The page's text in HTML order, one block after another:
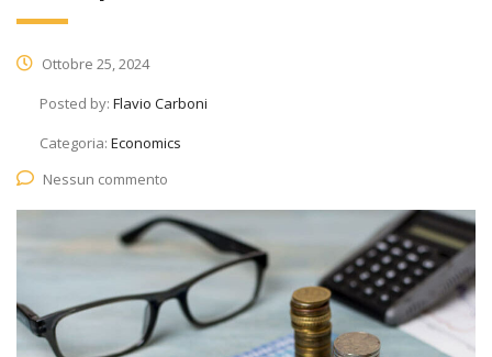
Ottobre 25, 2024
Posted by: Flavio Carboni
Categoria: Economics
Nessun commento